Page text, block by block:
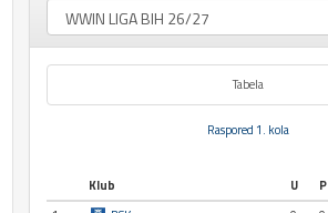
Tabela
Raspored 1. kola
Klub U P